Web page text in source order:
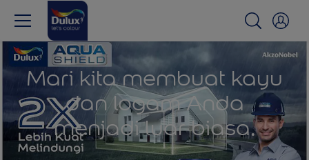
Mari kita membuat kayu
dan logam Anda
menjadi luar biasa.